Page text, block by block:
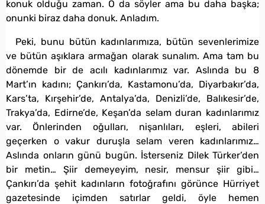
konuk olduğu zaman. O da söyler ama bu daha başka;
onunki biraz daha donuk. Anladım.
Peki, bunu bütün kadınlarımıza, bütün sevenlerimize
ve bütün aşıklara armağan olarak sunalım. Ama tam bu
dönemde bir de acılı kadınlarımız var. Aslında bu 8
Mart’ın kadını; Çankırı’da, Kastamonu’da, Diyarbakır’da,
Kars’ta, Kırşehir’de, Antalya’da, Denizli’de, Balıkesir’de,
Trakya’da, Edirne’de, Keşan’da selam duran kadınlarımız
var. Önlerinden oğulları, nişanlıları, eşleri, abileri
geçerken o vakur duruşla selam veren kadınlarımız…
Aslında onların günü bugün. İsterseniz Dilek Türker’den
bir metin… Şiir demeyeyim, nesir, mensur şiir gibi…
Çankırı’da şehit kadınların fotoğrafını görünce Hürriyet
gazetesinde içimden satırlar geldi, öyle hemen